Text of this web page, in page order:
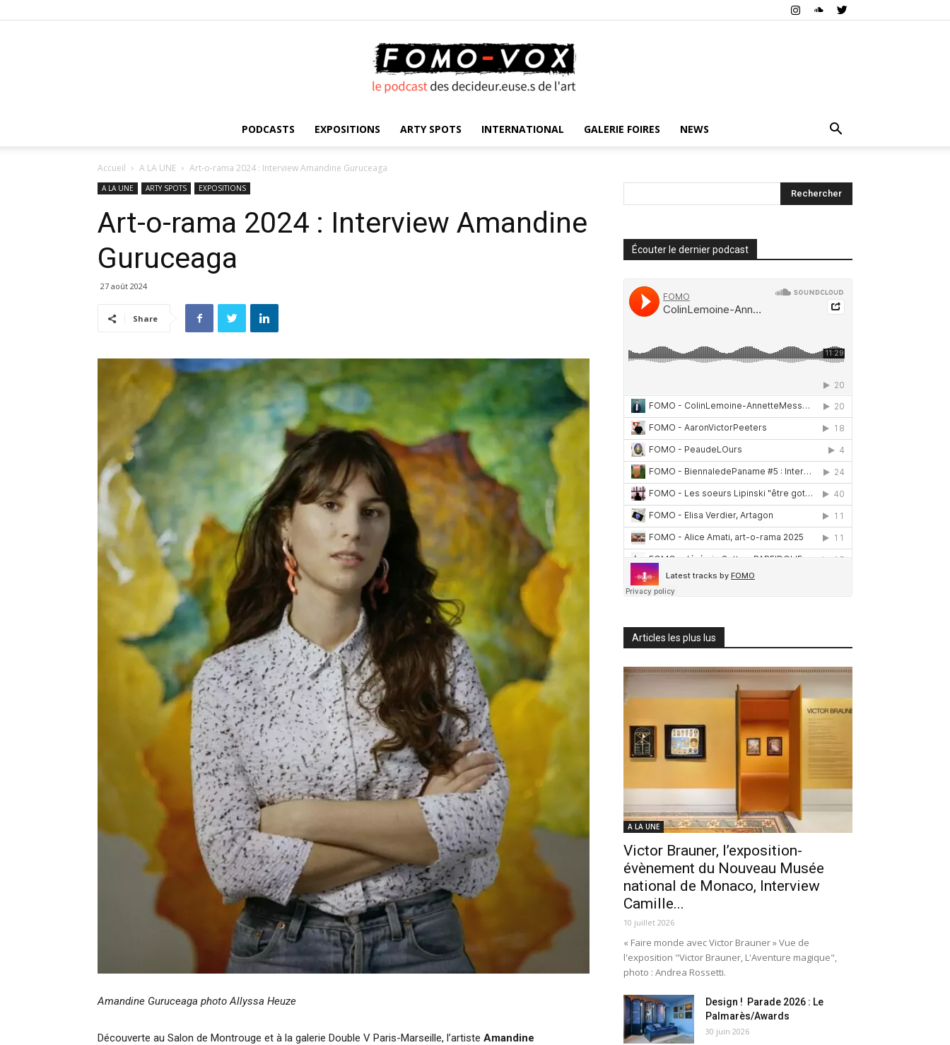
VOX
PODCASTS EXPOSITIONS ARTY SPOTS INTERNATIONAL GALERIE FOIRES NEWS
Accueil A LA UNE Art-o-rama 2024 : Interview Amandine Guruceaga
A LA UNE ARTY SPOTS EXPOSITIONS
Art-o-rama 2024 : Interview Amandine
Guruceaga
27 août 2024
Share
Amandine Guruceaga photo Allyssa Heuze
Découverte au Salon de Montrouge et à la galerie Double V Paris-Marseille, l’artiste Amandine
Écouter le dernier podcast
Articles les plus lus
A LA UNE
Victor Brauner, l’exposition-
évènement du Nouveau Musée
national de Monaco, Interview
Camille...
10 juillet 2026
« Faire monde avec Victor Brauner » Vue de
l'exposition "Victor Brauner, L'Aventure magique",
photo : Andrea Rossetti.
Design ! Parade 2026 : Le
Palmarès/Awards
30 juin 2026